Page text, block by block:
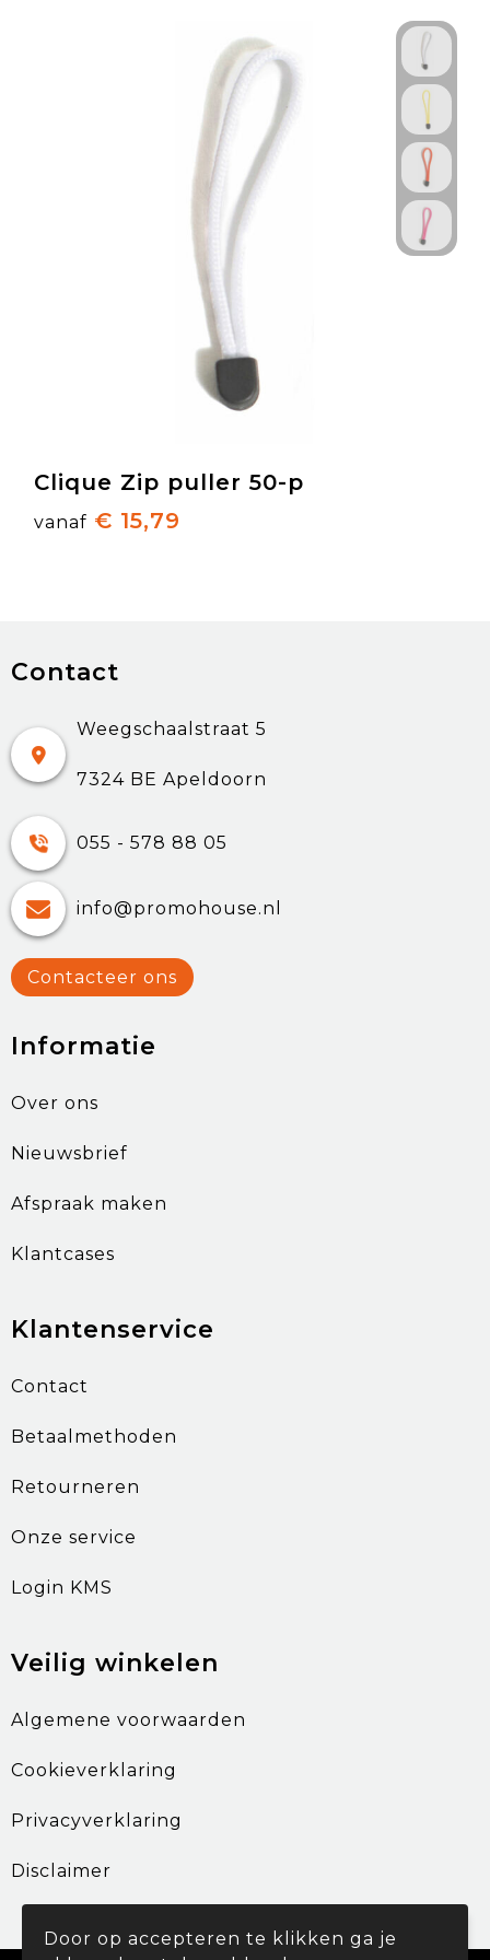
Outdoor & Vrije tijd
Pennen & Schrijfwaren
Gezondheid & Welzijn
Clique Zip puller 50-p
vanaf € 15,79
Contact
Weegschaalstraat 5
7324 BE Apeldoorn
055 - 578 88 05
info@promohouse.nl
Contacteer ons
Informatie
Over ons
Nieuwsbrief
Afspraak maken
Klantcases
Klantenservice
Contact
Betaalmethoden
Retourneren
Onze service
Login KMS
Veilig winkelen
Algemene voorwaarden
Cookieverklaring
Privacyverklaring
Disclaimer
Door op accepteren te klikken ga je